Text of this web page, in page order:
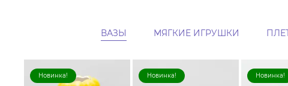
ВАЗЫ МЯГКИЕ ИГРУШКИ
Новинка! Новинка! Новинка!